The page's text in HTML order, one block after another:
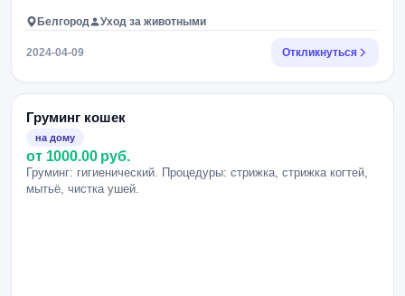
Белгород Уход за животными
2024-04-09 Откликнуться
Груминг кошек
на дому
от 1000.00 руб.
Груминг: гигиенический. Процедуры: стрижка, стрижка когтей,
мытьё, чистка ушей.